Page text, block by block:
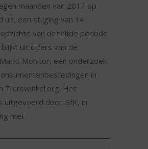
maanden van 2017 op
uit, een stijging van 14
van dezelfde periode
uit cijfers van de
Monitor, een onderzoek
in
Thuiswinkel.org. Het
uitgevoerd door GfK, in
met